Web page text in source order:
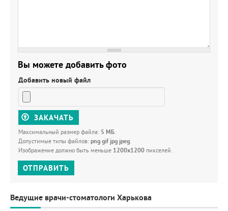
Вы можете добавить фото
Добавить новый файл
ЗАКАЧАТЬ
Максимальный размер файла: 5 МБ.
Допустимые типы файлов: png gif jpg jpeg.
Изображение должно быть меньше 1200x1200 пикселей.
ОТПРАВИТЬ
Ведущие врачи-стоматологи Харькова